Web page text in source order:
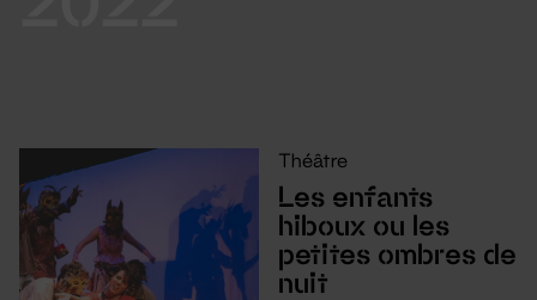
Théâtre
Les enfants
hiboux ou les
petites ombres de
nuit